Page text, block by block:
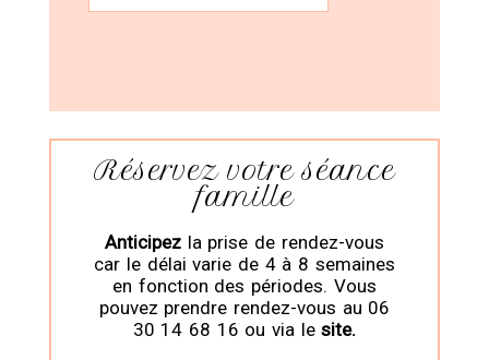
Réservez votre séance
famille
Anticipez la prise de rendez-vous
car le délai varie de 4 à 8 semaines
en fonction des périodes. Vous
pouvez prendre rendez-vous au 06
30 14 68 16 ou via lesite.